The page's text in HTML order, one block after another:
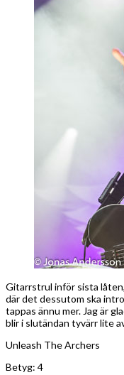
Gitarrstrul inför sista
där det dessutom ska
tappas ännu mer. Jag är
blir i slutändan tyvärr lite
Unleash The Archers
Betyg: 4